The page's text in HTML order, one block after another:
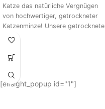
Katze das natürliche Vergnügen
von hochwertiger, getrockneter
Katzenminze! Unsere getrocknete
Katzenminze ist zu 100 % natürlich
[elfsight_popup id="1"]